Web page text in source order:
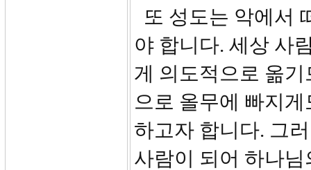
또 성도는 악에서
야 합니다. 세상 사
게 의도적으로 옮
으로 올무에 빠지
하고자 합니다. 그
사람이 되어 하나